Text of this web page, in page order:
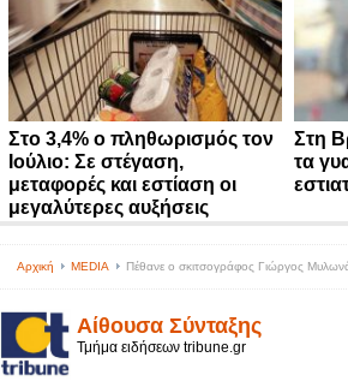
Στο 3,4% ο πληθωρισμός τον
Ιούλιο: Σε στέγαση,
μεταφορές και εστίαση οι
μεγαλύτερες αυξήσεις
Στη
τα
Αρχική MEDIA Πέθανε ο σκιτσογράφος Γιώργος
Αίθουσα Σύνταξης
Τμήμα ειδήσεων tribune.gr